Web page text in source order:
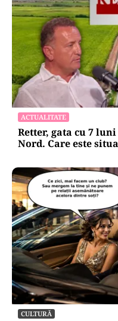
ACTUALITATE
Retter, gata cu 7
Nord. Care este
CULTURĂ